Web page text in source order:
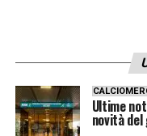
Ultime
novità